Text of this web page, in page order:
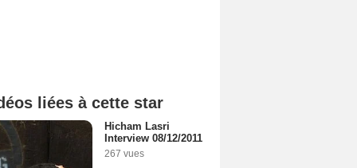
liées à cette star
Hicham Lasri
Interview 08/12/2011
267 vues